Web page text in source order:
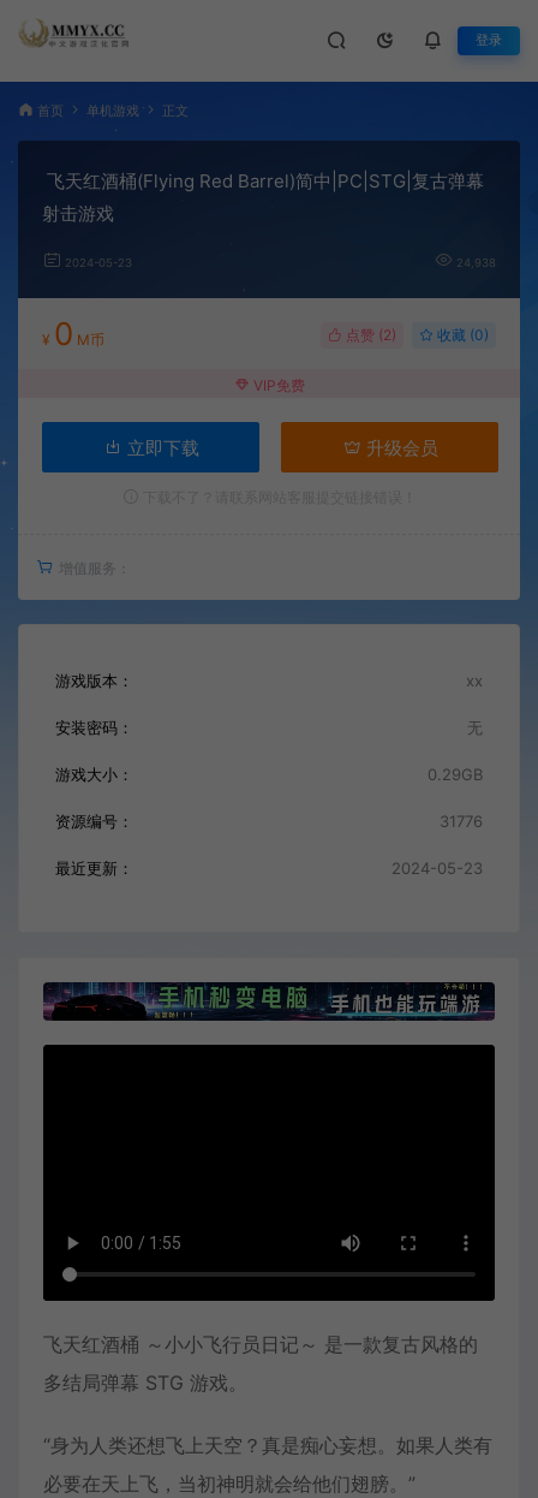
登录
首页 单机游戏 正文
飞天红酒桶(Flying Red Barrel)简中|PC|STG|复古弹幕
射击游戏
2024-05-23 24,938
¥ 0 M币 点赞 (2) 收藏 (0)
VIP免费
立即下载 升级会员
增值服务：
游戏版本： xx
安装密码： 无
游戏大小： 0.29GB
资源编号： 31776
最近更新： 2024-05-23
飞天红酒桶 ～小小飞行员日记～ 是一款复古风格的
多结局弹幕 STG 游戏。
“身为人类还想飞上天空？真是痴心妄想。如果人类有
必要在天上飞，当初神明就会给他们翅膀。”